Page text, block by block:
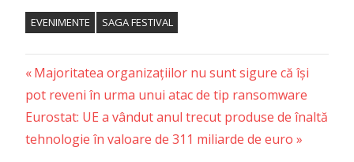
EVENIMENTE SAGA FESTIVAL
Post
navigation
Previous
Post:
Majoritatea organizațiilor nu sunt sigure că își
pot reveni în urma unui atac de tip ransomware
Next
Post:
Eurostat: UE a vândut anul trecut produse de înaltă
tehnologie în valoare de 311 miliarde de euro